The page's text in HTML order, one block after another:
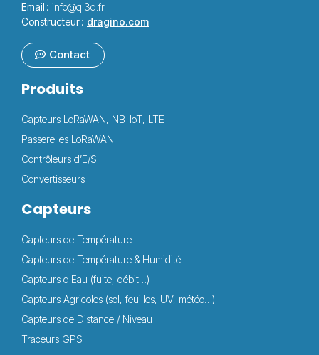
Email : info@ql3d.fr
Constructeur : dragino.com
Contact
Produits
Capteurs LoRaWAN, NB-IoT, LTE
Passerelles LoRaWAN
Contrôleurs d’E/S
Convertisseurs
Capteurs
Capteurs de Température
Capteurs de Température & Humidité
Capteurs d'Eau (fuite, débit…)
Capteurs Agricoles (sol, feuilles, UV, météo…)
Capteurs de Distance / Niveau
Traceurs GPS